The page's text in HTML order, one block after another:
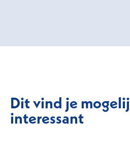
Dit vind je
interessant